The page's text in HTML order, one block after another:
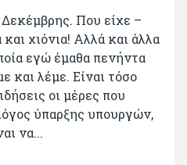
Δεκέμβρης. Που είχε –
χιόνια! Αλλά και άλλα
εγώ έμαθα πενήντα
και λέμε. Είναι τόσο
οι μέρες που
ύπαρξης υπουργών,
να...